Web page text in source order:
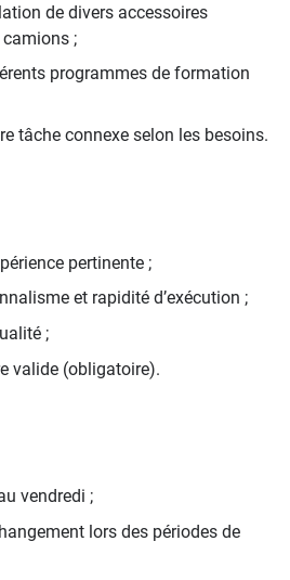
de divers accessoires
;
programmes de formation
tâche connexe selon les besoins.
pertinente ;
et rapidité d’exécution ;
;
valide (obligatoire).
vendredi ;
lors des périodes de